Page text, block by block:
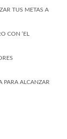
TUS METAS A
CON ‘EL
PARA ALCANZAR